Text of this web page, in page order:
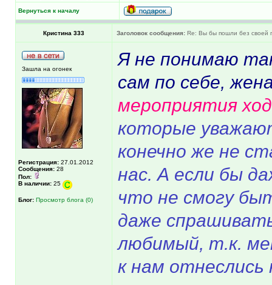
Вернуться к началу
Кристина 333 Заголовок сообщения: Re: Вы бы пошли без своей
Зашла на огонек
Регистрация: 27.01.2012
Сообщения: 28
Пол:
В наличии: 25
Блог: Просмотр блога (0)
Я не понимаю
сам по себе,
мероприятия
которые
конечно же не
нас. А если бы
что не смогу
даже
любимый, т.к.
к нам отнеслись